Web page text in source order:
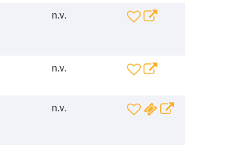
n.v.
n.v.
n.v.